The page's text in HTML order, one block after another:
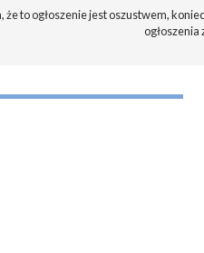
że to ogłoszenie jest oszustwem,